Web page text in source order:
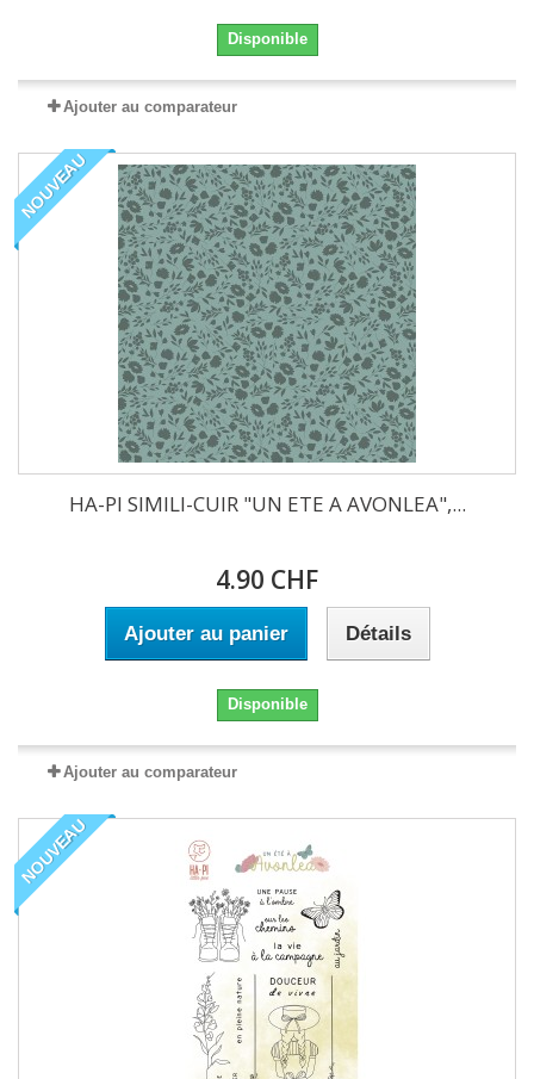
Disponible
Ajouter au comparateur
NOUVEAU
HA-PI SIMILI-CUIR "UN ETE A AVONLEA",...
4.90 CHF
Ajouter au panier Détails
Disponible
Ajouter au comparateur
NOUVEAU